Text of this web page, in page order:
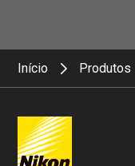
Início Produtos